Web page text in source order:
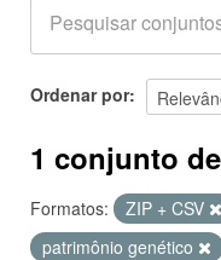
Ordenar por
1 conjunto
Formatos: ZIP + CSV
patrimônio genético